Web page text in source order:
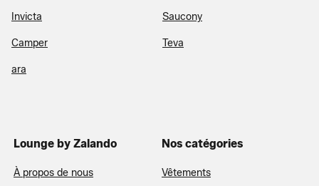
Invicta Saucony
Camper Teva
ara
Lounge by Zalando
À propos de nous
Nos catégories
Vêtements